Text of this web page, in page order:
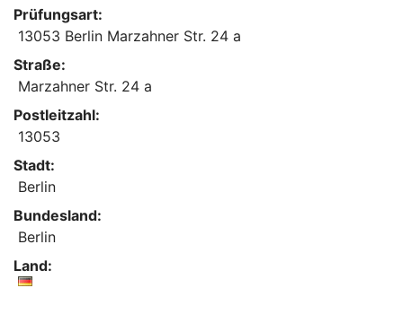
Prüfungsart:
13053 Berlin Marzahner Str. 24 a
Straße:
Marzahner Str. 24 a
Postleitzahl:
13053
Stadt:
Berlin
Bundesland:
Berlin
Land: